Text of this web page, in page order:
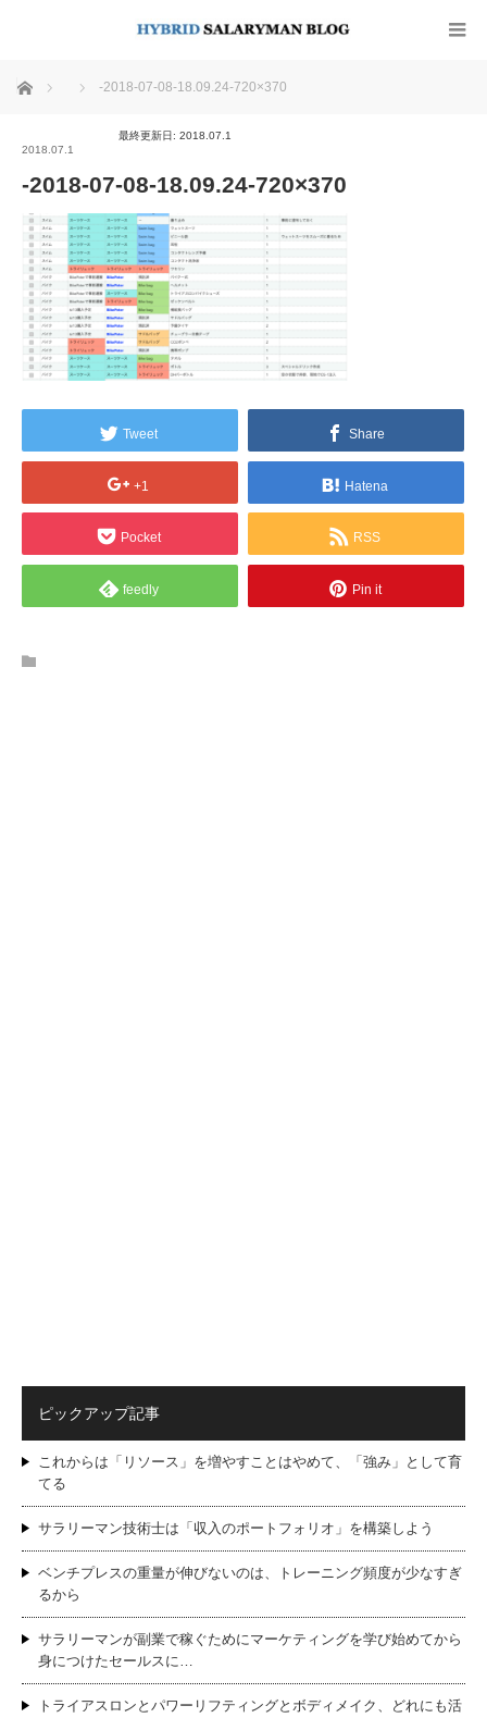
ホーム -2018-07-08-18.09.24-720×370
2018.07.1
最終更新日: 2018.07.1
-2018-07-08-18.09.24-720×370
Tweet Share
+1 Hatena
Pocket RSS
feedly Pin it
ピックアップ記事
これからは「リソース」を増やすことはやめて、「強み」として育
てる
サラリーマン技術士は「収入のポートフォリオ」を構築しよう
ベンチプレスの重量が伸びないのは、トレーニング頻度が少なすぎ
るから
サラリーマンが副業で稼ぐためにマーケティングを学び始めてから
身につけたセールスに…
トライアスロンとパワーリフティングとボディメイク、どれにも活